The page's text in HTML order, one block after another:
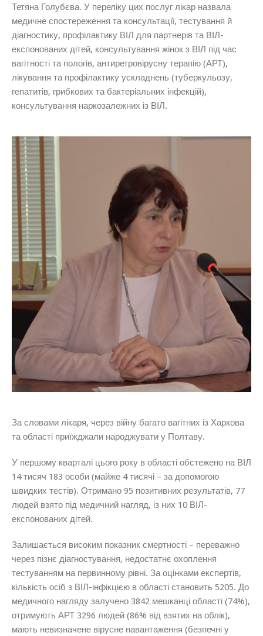
Тетяна Голубєва. У переліку цих послуг лікар назвала
медичне спостереження та консультації, тестування й
діагностику, профілактику ВІЛ для партнерів та ВІЛ-
експонованих дітей, консультування жінок з ВІЛ під час
вагітності та пологів, антиретровірусну терапію (АРТ),
лікування та профілактику ускладнень (туберкульозу,
гепатитів, грибкових та бактеріальних інфекцій),
консультування наркозалежних із ВІЛ.
За словами лікаря, через війну багато вагітних із Харкова
та області приїжджали народжувати у Полтаву.
У першому кварталі цього року в області обстежено на ВІЛ
14 тисяч 183 особи (майже 4 тисячі – за допомогою
швидких тестів). Отримано 95 позитивних результатів, 77
людей взято під медичний нагляд, із них 10 ВІЛ-
експонованих дітей.
Залишається високим показник смертності – переважно
через пізнє діагностування, недостатнє охоплення
тестуванням на первинному рівні. За оцінками експертів,
кількість осіб з ВІЛ-інфікцією в області становить 5205. До
медичного нагляду залучено 3842 мешканці області (74%),
отримують АРТ 3296 людей (86% від взятих на облік),
мають невизначене вірусне навантаження (безпечні у